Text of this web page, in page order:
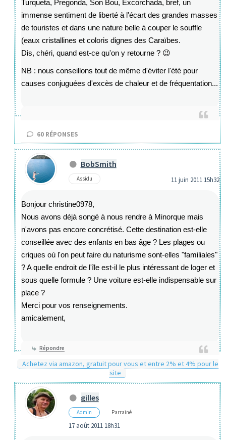
Turqueta, Pregonda, Son Bou, Excorchada, bref, un
immense sentiment de liberté à l'écart des grandes masses
de touristes et dans une nature belle à couper le souffle
(eaux cristallines et coloris dignes des Caraïbes.
Dis, chéri, quand est-ce qu'on y retourne ? 😉
NB : nous conseillons tout de même d'éviter l'été pour
causes conjuguées d'excès de chaleur et de fréquentation...
60 RÉPONSES
BobSmith
Assidu 11 juin 2011 15h32
Bonjour christine0978,
Nous avons déjà songé à nous rendre à Minorque mais
n'avons pas encore concrétisé. Cette destination est-elle
conseillée avec des enfants en bas âge ? Les plages ou
criques où l'on peut faire du naturisme sont-elles "familiales"
? A quelle endroit de l'île est-il le plus intéressant de loger et
sous quelle formule ? Une voiture est-elle indispensable sur
place ?
Merci pour vos renseignements.
amicalement,
Répondre
Achetez via amazon, gratuit pour vous et entre 2% et 4% pour le
site
gilles
Admin Parrainé
17 août 2011 18h31